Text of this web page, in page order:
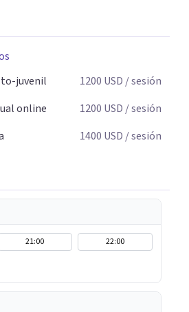
juvenil
1200 USD / sesión
online
1200 USD / sesión
1400 USD / sesión
21:00
22:00